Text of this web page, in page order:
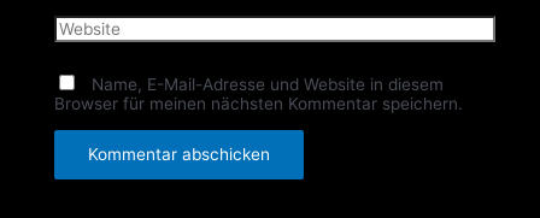
Website
Name, E-Mail-Adresse und Website in diesem
Browser für meinen nächsten Kommentar speichern.